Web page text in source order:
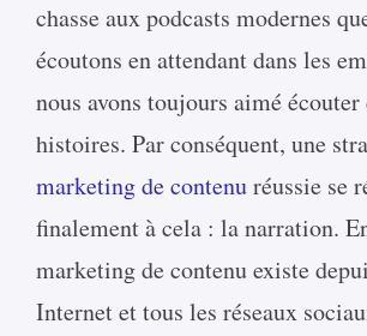
chasse aux podcasts modernes
écoutons en attendant dans les
nous avons toujours aimé écouter
histoires. Par conséquent, une
marketing de contenuréussie se
finalement à cela : la narration.
marketing de contenu existe
Internet et tous les réseaux